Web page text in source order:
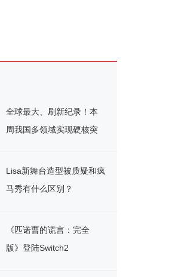
全球最大、刷新纪录！本
周我国多领域实现硬核突
Lisa新舞台造型被质疑和疯
马秀有什么区别？
《匹诺曹的谎言：完全
版》登陆Switch2